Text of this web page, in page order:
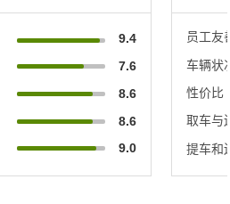
9.4
7.6
8.6
8.6
9.0
员工友
车辆状
性价比
取车与
提车和